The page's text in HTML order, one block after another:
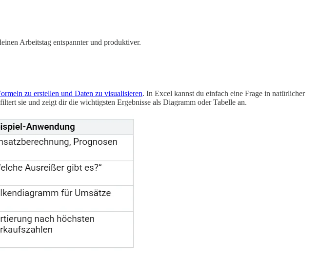
Arbeitstag entspannter und produktiver.
zu erstellen und Daten zu visualisieren. In Excel kannst du einfach eine Frage in natürlicher
sie und zeigt dir die wichtigsten Ergebnisse als Diagramm oder Tabelle an.